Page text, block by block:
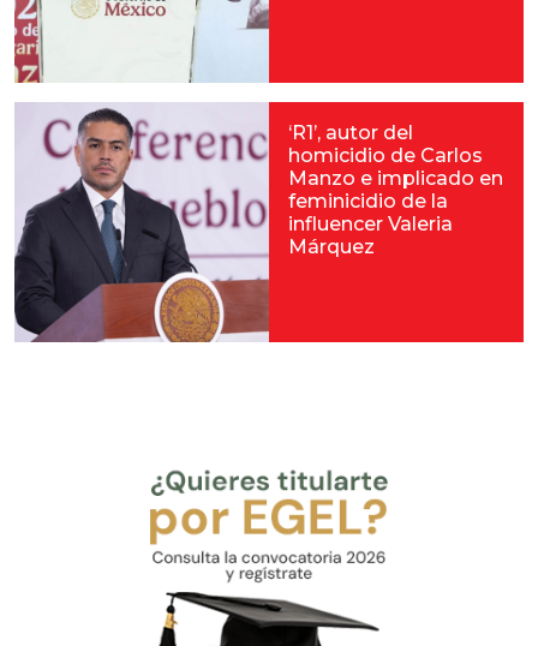
‘R1’, autor del
homicidio de Carlos
Manzo e implicado en
feminicidio de la
influencer Valeria
Márquez